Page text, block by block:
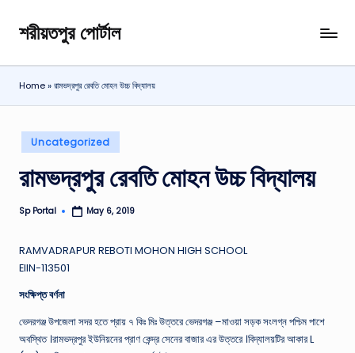
Skip
content
শরীয়তপুর পোর্টাল
শরীয়তপুর
জেলা
বিষয়ক
পোর্টাল
Home»রামভদ্রপুর রেবতি মোহন উচ্চ বিদ্যালয়
Posted
in
Uncategorized
রামভদ্রপুর রেবতি মোহন উচ্চ বিদ্যালয়
Posted
Sp Portal May 6, 2019
RAMVADRAPUR REBOTI MOHON HIGH SCHOOL
EIIN-113501
সংক্ষিপ্ত বর্ণনা
ভেদরগঞ্জ উপজেলা সদর হতে প্রায় ৭ কিঃ মিঃ উত্তরে ভেদরগঞ্জ –মাওয়া সড়ক সংলগ্ন পশ্চিম পাশে
অবস্থিত ।রামভদ্রপুর ইউনিয়নের প্রাণ কেন্দ্র সেনের বাজার এর উত্তরে ।বিদ্যালয়টির আকার L